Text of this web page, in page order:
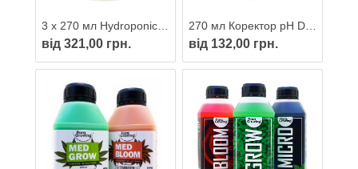
від 321,00 грн. від 132,00 грн.